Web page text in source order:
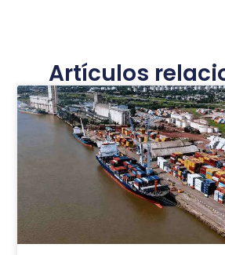
Artículos